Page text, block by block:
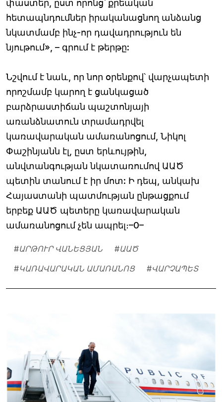
փաստեր, ըստ որոնց՝ քրեական
հետապնդումներ իրականացնող անձանց
նկատմամբ ինչ-որ դավադրություն են
նյութում», – գրում է թերթը:
Նշվում է նաև, որ նոր օրենքով՝ վարչապետի
որոշմամբ կարող է ցանկացած
բարձրաստիճան պաշտոնյայի
առանձնատուն տրամադրվել
կառավարական ամառանոցում, Նիկոլ
Փաշինյանն էլ, ըստ երևույթին,
անվտանգության նկատառումով ԱԱԾ
պետին տանում է իր մոտ: Ի դեպ, անկախ
Հայաստանի պատմության ընթացքում
երբեք ԱԱԾ պետերը կառավարական
ամառանոցում չեն ապրել։–0–
#ԱՐԹՈՒՐ ՎԱՆԵՑՅԱՆ #ԱԱԾ
#ԿԱՌԱՎԱՐԱԿԱՆ ԱՄԱՌԱՆՈՑ #ՎԱՐՉԱՊԵՏ